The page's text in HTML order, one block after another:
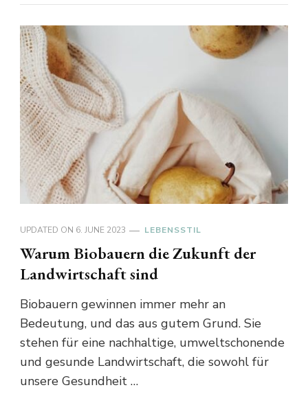
UPDATED ON 6. JUNE 2023 LEBENSSTIL
Warum Biobauern die Zukunft der
Landwirtschaft sind
Biobauern gewinnen immer mehr an
Bedeutung, und das aus gutem Grund. Sie
stehen für eine nachhaltige, umweltschonende
und gesunde Landwirtschaft, die sowohl für
unsere Gesundheit …